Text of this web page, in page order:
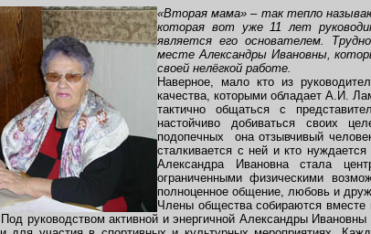
«Вторая мама» – так тепло
которая вот уже 11 лет
является его основателем.
месте Александры Ивановны,
своей нелёгкой работе.
Наверное, мало кто из
качества, которыми обладает А.И.
тактично общаться с
настойчиво добиваться своих
подопечных она отзывчивый
сталкивается с ней и кто
Александра Ивановна стала
ограниченными физическими
полноценное общение, любовь и
Члены общества собираются вместе
Под руководством активной и энергичной Александры